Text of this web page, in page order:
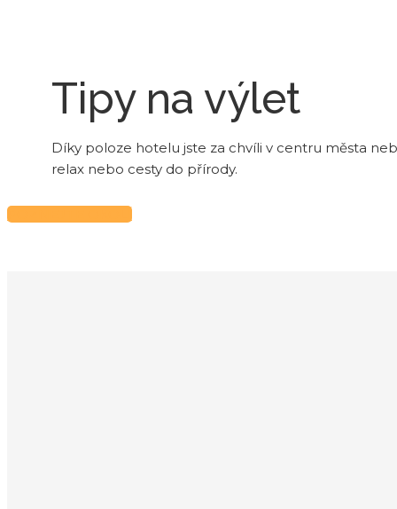
Tipy na výlet
Díky poloze hotelu jste za chvíli v centru města
relax nebo cesty do přírody.
POZNEJTE OKOLÍ